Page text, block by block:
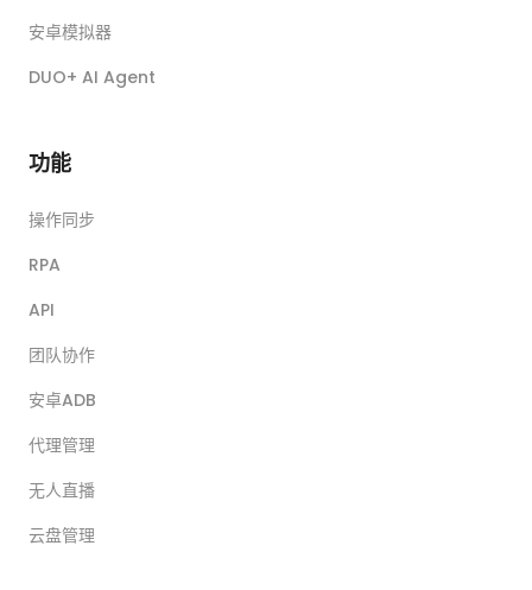
安卓模拟器
DUO+ AI Agent
功能
操作同步
RPA
API
团队协作
安卓ADB
代理管理
无人直播
云盘管理